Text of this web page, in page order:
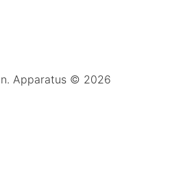
Apparatus © 2026